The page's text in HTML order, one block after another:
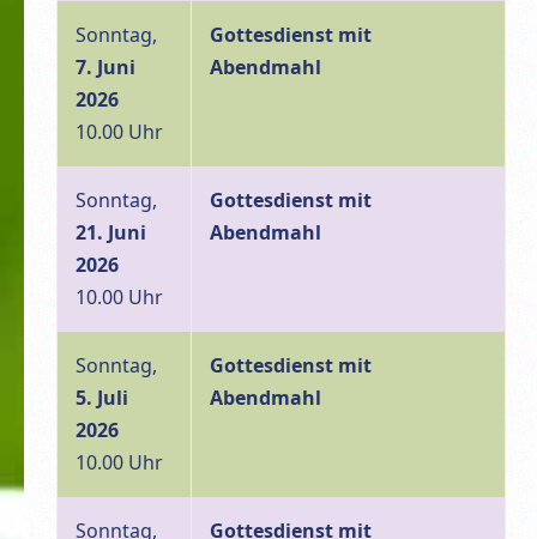
Sonntag,
7. Juni
2026
10.00 Uhr
Gottesdienst mit
Abendmahl
Sonntag,
21. Juni
2026
10.00 Uhr
Gottesdienst mit
Abendmahl
Sonntag,
5. Juli
2026
10.00 Uhr
Gottesdienst mit
Abendmahl
Sonntag,
Gottesdienst mit